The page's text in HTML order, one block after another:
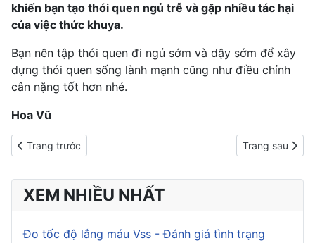
khiến bạn tạo thói quen ngủ trễ và gặp nhiều tác hại
của việc thức khuya.
Bạn nên tập thói quen đi ngủ sớm và dậy sớm để xây
dựng thói quen sống lành mạnh cũng như điều chỉnh
cân nặng tốt hơn nhé.
Hoa Vũ
Previous article: 3 cách giảm nọng cằm siêu đơn giản cho
Trang trước Next article:
Trang sau
XEM NHIỀU NHẤT
Đo tốc độ lắng máu Vss - Đánh giá tình trạng